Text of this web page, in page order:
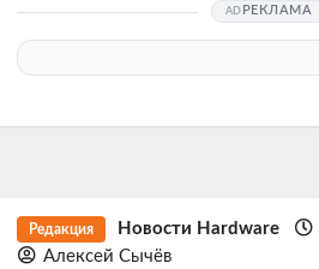
РЕКЛАМА
Редакция Новости Hardware
Алексей Сычёв